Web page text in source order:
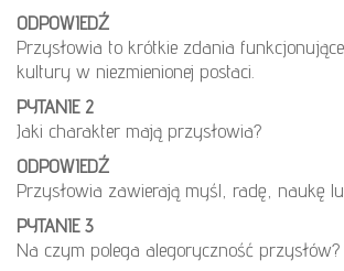
ODPOWIEDŹ
Przysłowia to krótkie zdania
kultury w niezmienionej postaci.
PYTANIE 2
Jaki charakter mają przysłowia?
ODPOWIEDŹ
Przysłowia zawierają myśl, radę, naukę
PYTANIE 3
Na czym polega alegoryczność przysłów?